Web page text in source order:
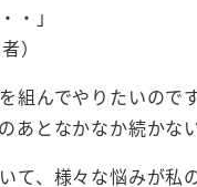
・」
）
組んでやりたいのです
あとなかなか続かな
て、様々な悩みが私